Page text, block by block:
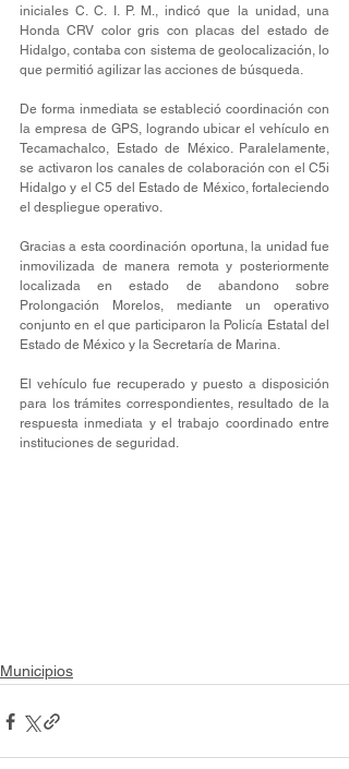
iniciales C. C. I. P. M., indicó que la unidad, una
Honda CRV color gris con placas del estado de
Hidalgo, contaba con sistema de geolocalización, lo
que permitió agilizar las acciones de búsqueda.
De forma inmediata se estableció coordinación con
la empresa de GPS, logrando ubicar el vehículo en
Tecamachalco, Estado de México. Paralelamente,
se activaron los canales de colaboración con el C5i
Hidalgo y el C5 del Estado de México, fortaleciendo
el despliegue operativo.
Gracias a esta coordinación oportuna, la unidad fue
inmovilizada de manera remota y posteriormente
localizada en estado de abandono sobre
Prolongación Morelos, mediante un operativo
conjunto en el que participaron la Policía Estatal del
Estado de México y la Secretaría de Marina.
El vehículo fue recuperado y puesto a disposición
para los trámites correspondientes, resultado de la
respuesta inmediata y el trabajo coordinado entre
instituciones de seguridad.
Municipios